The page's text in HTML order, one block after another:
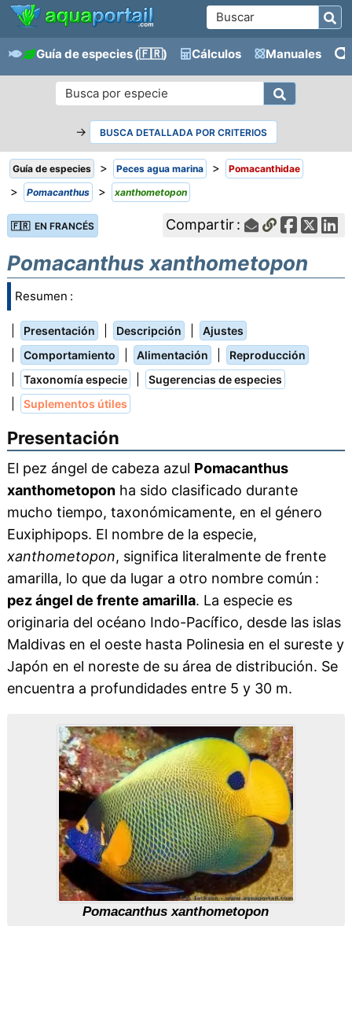
Guía de especies(🇫🇷) Cálculos Manuales
→ BUSCA DETALLADA POR CRITERIOS
Guía de especies > Peces agua marina > Pomacanthidae
> Pomacanthus > xanthometopon
🇫🇷 EN FRANCÉS Compartir :
Pomacanthus xanthometopon
Resumen :
Presentación Descripción Ajustes
Comportamiento Alimentación Reproducción
Taxonomía especie Sugerencias de especies
Suplementos útiles
Presentación
El pez ángel de cabeza azul Pomacanthus
xanthometoponha sido clasificado durante
mucho tiempo, taxonómicamente, en el género
Euxiphipops. El nombre de la especie,
xanthometopon, significa literalmente de frente
amarilla, lo que da lugar a otro nombre común :
pez ángel de frente amarilla. La especie es
originaria del océano Indo-Pacífico, desde las islas
Maldivas en el oeste hasta Polinesia en el sureste y
Japón en el noreste de su área de distribución. Se
encuentra a profundidades entre 5 y 30 m.
Pomacanthus xanthometopon